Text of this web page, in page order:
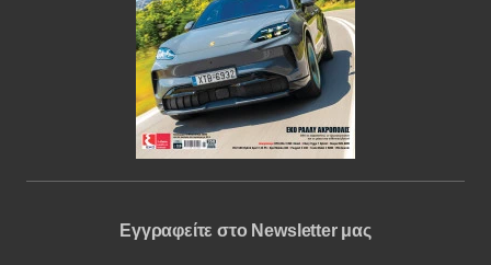
Εγγραφείτε στο Newsletter μας